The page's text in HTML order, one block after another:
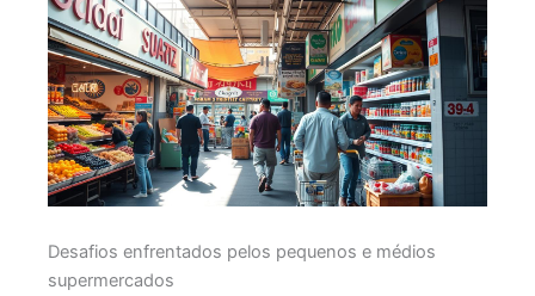
Desafios enfrentados pelos pequenos e médios
supermercados